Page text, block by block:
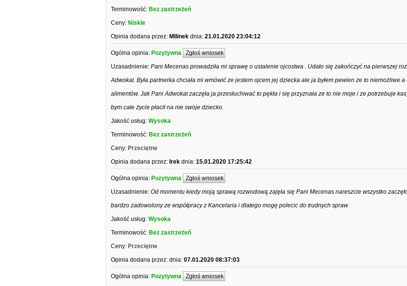
Terminowość: Bez zastrzeżeń
Ceny: Niskie
Opinia dodana przez: MIlinek dnia: 21.01.2020 23:04:12
Ogólna opinia: Pozytywna Zgłoś wniosek
Uzasadnienie: Pani Mecenas prowadziła mi sprawę o ustalenie ojcostwa . Udało się zakończyć na pierwszej
Adwokat. Była partnerka chciała mi wmówić ze jestem ojcem jej dziecka ale ja byłem pewien ze to niemożliwe
alimentów. Jak Pani Adwokat zaczęła ja przesłuchiwać to pękła i się przyznała ze to nie moje i ze potrzebuje
bym całe życie płacił na nie swoje dziecko.
Jakość usług: Wysoka
Terminowość: Bez zastrzeżeń
Ceny: Przeciętne
Opinia dodana przez: Irek dnia: 15.01.2020 17:25:42
Ogólna opinia: Pozytywna Zgłoś wniosek
Uzasadnienie: Od momentu kiedy moją sprawą rozwodową zajęła się Pani Mecenas nareszcie wszystko
bardzo zadowolony ze współpracy z Kancelaria i dlatego mogę polecic do trudnych spraw
Jakość usług: Wysoka
Terminowość: Bez zastrzeżeń
Ceny: Przeciętne
Opinia dodana przez: dnia: 07.01.2020 08:37:03
Ogólna opinia: Pozytywna Zgłoś wniosek